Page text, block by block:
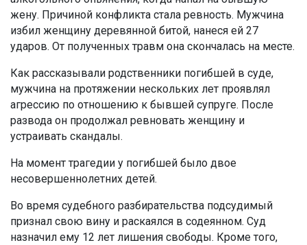
жену. Причиной конфликта стала ревность. Мужчина
избил женщину деревянной битой, нанеся ей 27
ударов. От полученных травм она скончалась на месте.
Как рассказывали родственники погибшей в суде,
мужчина на протяжении нескольких лет проявлял
агрессию по отношению к бывшей супруге. После
развода он продолжал ревновать женщину и
устраивать скандалы.
На момент трагедии у погибшей было двое
несовершеннолетних детей.
Во время судебного разбирательства подсудимый
признал свою вину и раскаялся в содеянном. Суд
назначил ему 12 лет лишения свободы. Кроме того,